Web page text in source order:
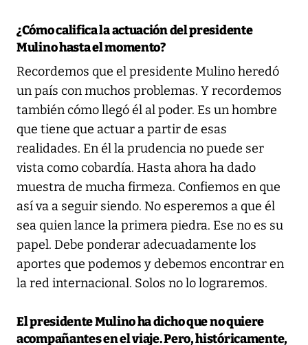
¿Cómo califica la actuación del presidente
Mulino hasta el momento?
Recordemos que el presidente Mulino heredó
un país con muchos problemas. Y recordemos
también cómo llegó él al poder. Es un hombre
que tiene que actuar a partir de esas
realidades. En él la prudencia no puede ser
vista como cobardía. Hasta ahora ha dado
muestra de mucha firmeza. Confiemos en que
así va a seguir siendo. No esperemos a que él
sea quien lance la primera piedra. Ese no es su
papel. Debe ponderar adecuadamente los
aportes que podemos y debemos encontrar en
la red internacional. Solos no lo lograremos.
El presidente Mulino ha dicho que no quiere
acompañantes en el viaje. Pero, históricamente,